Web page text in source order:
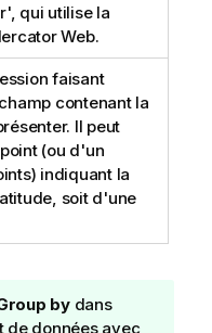
qui utilise la
Web.
faisant
contenant la
Il peut
(ou d'un
indiquant la
soit d'une
bydans
de données avec